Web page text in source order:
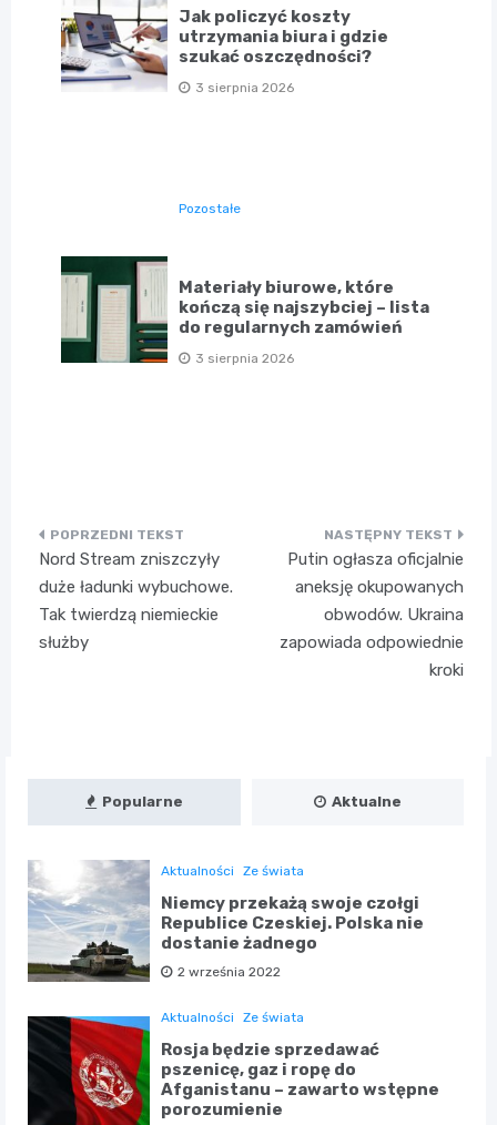
Jak policzyć koszty
utrzymania biura i gdzie
szukać oszczędności?
3 sierpnia 2026
Pozostałe
Materiały biurowe, które
kończą się najszybciej – lista
do regularnych zamówień
3 sierpnia 2026
Nawigacja
wpisu
Nord Stream zniszczyły
duże ładunki wybuchowe.
Tak twierdzą niemieckie
służby
Putin ogłasza oficjalnie
aneksję okupowanych
obwodów. Ukraina
zapowiada odpowiednie
kroki
Popularne Aktualne
Aktualności Ze świata
Niemcy przekażą swoje czołgi
Republice Czeskiej. Polska nie
dostanie żadnego
2 września 2022
Aktualności Ze świata
Rosja będzie sprzedawać
pszenicę, gaz i ropę do
Afganistanu – zawarto wstępne
porozumienie